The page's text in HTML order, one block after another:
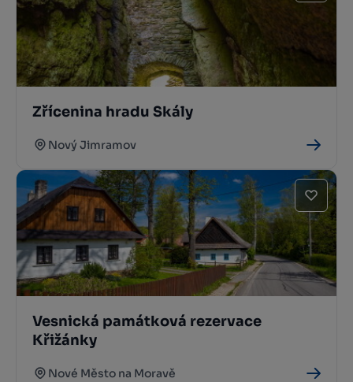
Zřícenina hradu Skály
Nový Jimramov
Vesnická památková rezervace
Křižánky
Nové Město na Moravě